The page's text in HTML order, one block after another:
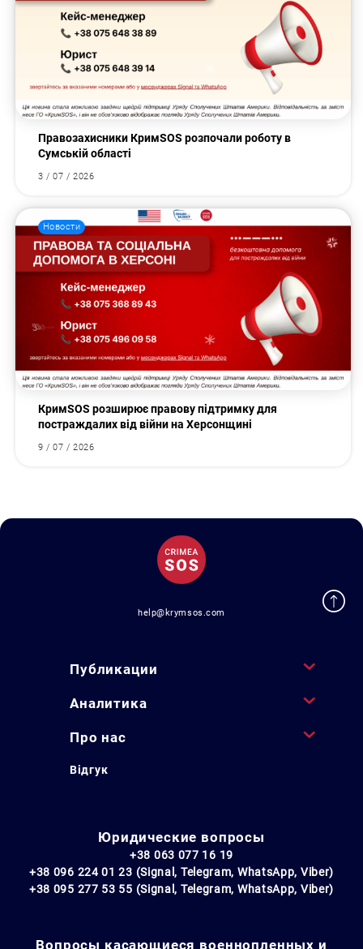
Правозахисники КримSOS розпочали роботу в
Сумській області
3 / 07 / 2026
Новости
КримSOS розширює правову підтримку для
постраждалих від війни на Херсонщині
9 / 07 / 2026
help@krymsos.com
Публикации
Аналитика
Про нас
Відгук
Юридические вопросы
+38 063 077 16 19
+38 096 224 01 23 (Signal, Telegram, WhatsApp, Viber)
+38 095 277 53 55 (Signal, Telegram, WhatsApp, Viber)
Вопросы касающиеся военнопленных и